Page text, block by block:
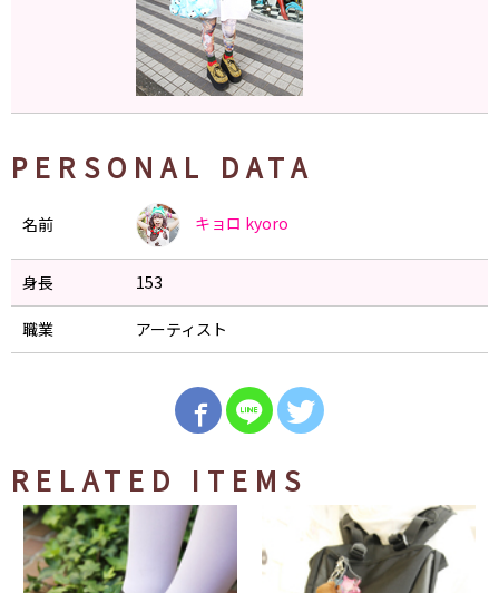
PERSONAL DATA
名前 キョロ kyoro
身長 153
職業 アーティスト
RELATED ITEMS